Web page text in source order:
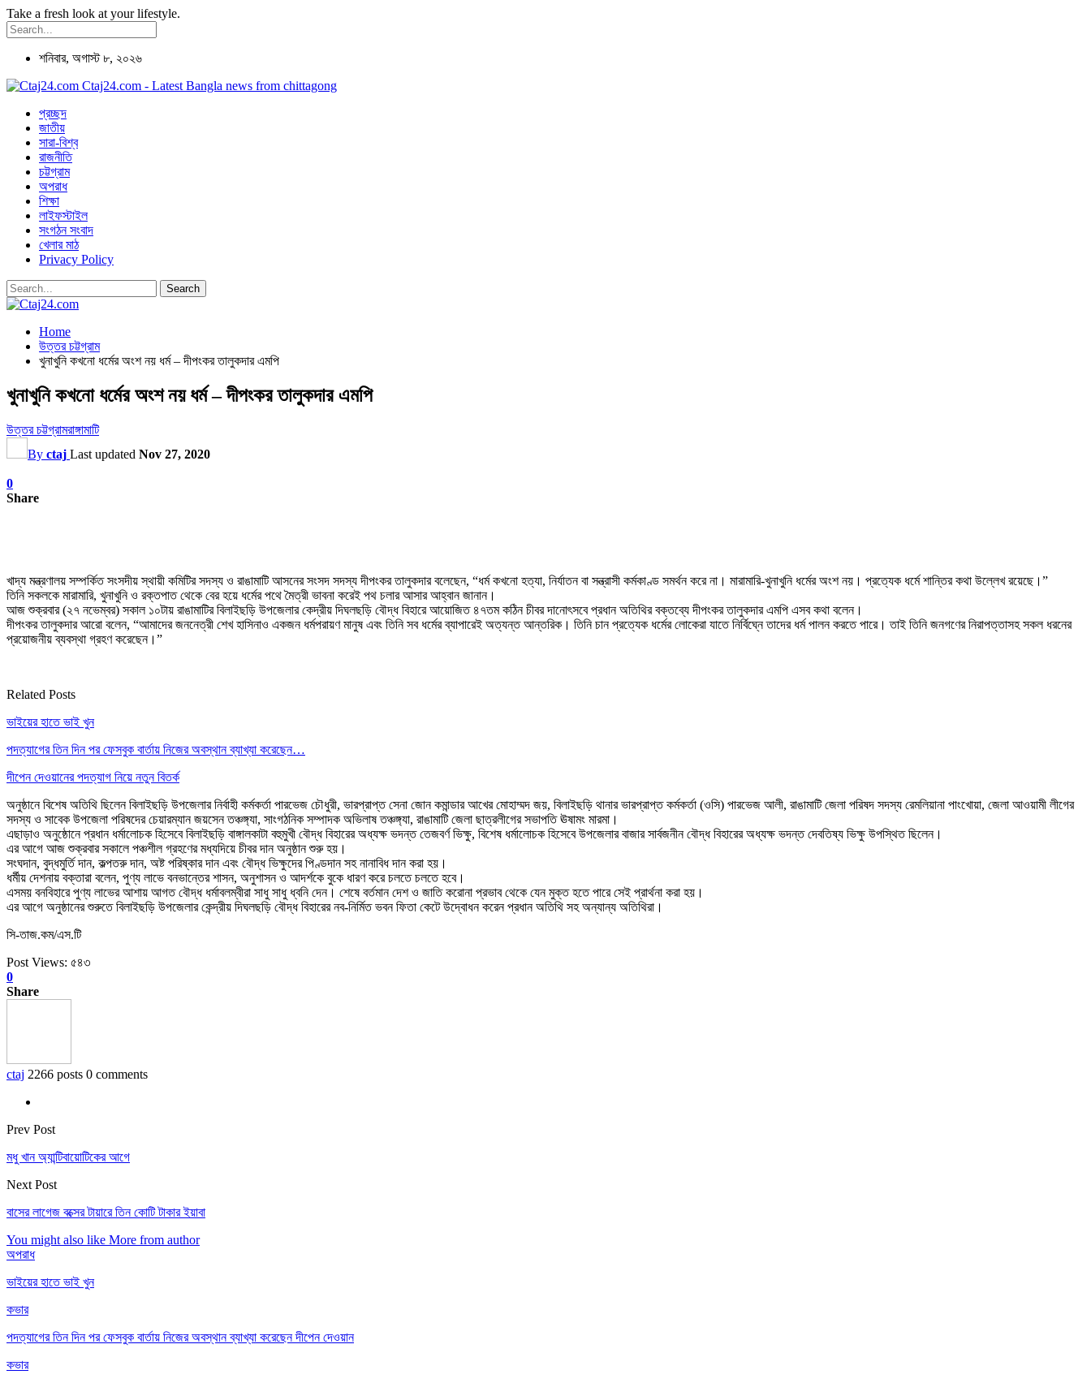
Take a fresh look at your lifestyle.
শনিবার, অগাস্ট ৮, ২০২৬
Ctaj24.com - Latest Bangla news from chittagong
প্রচ্ছদ
জাতীয়
সারা-বিশ্ব
রাজনীতি
চট্টগ্রাম
অপরাধ
শিক্ষা
লাইফস্টাইল
সংগঠন সংবাদ
খেলার মাঠ
Privacy Policy
Home
উত্তর চট্টগ্রাম
খুনাখুনি কখনো ধর্মের অংশ নয় ধর্ম – দীপংকর তালুকদার এমপি
খুনাখুনি কখনো ধর্মের অংশ নয় ধর্ম – দীপংকর তালুকদার এমপি
উত্তর চট্টগ্রামরাঙ্গামাটি
By ctaj Last updated Nov 27, 2020
0
Share
খাদ্য মন্ত্রণালয় সম্পর্কিত সংসদীয় স্থায়ী কমিটির সদস্য ও রাঙামাটি আসনের সংসদ সদস্য দীপংকর তালুকদার বলেছেন, “ধর্ম কখনো হত্যা, নির্যাতন বা সন্ত্রাসী কর্মকাণ্ড সমর্থন করে না। মারামারি-খুনাখুনি ধর্মের অংশ নয়। প্রত্যেক ধর্মে শান্তির কথা উল্লেখ রয়েছে।”
তিনি সকলকে মারামারি, খুনাখুনি ও রক্তপাত থেকে বের হয়ে ধর্মের পথে মৈত্রী ভাবনা করেই পথ চলার আসার আহ্বান জানান।
আজ শুক্রবার (২৭ নভেম্বর) সকাল ১০টায় রাঙামাটির বিলাইছড়ি উপজেলার কেদ্রীয় দিঘলছড়ি বৌদ্ধ বিহারে আয়োজিত ৪৭তম কঠিন চীবর দানোৎসবে প্রধান অতিথির বক্তব্যে দীপংকর তালুকদার এমপি এসব কথা বলেন।
দীপংকর তালুকদার আরো বলেন, “আমাদের জননেত্রী শেখ হাসিনাও একজন ধর্মপরায়ণ মানুষ এবং তিনি সব ধর্মের ব্যাপারেই অত্যন্ত আন্তরিক। তিনি চান প্রত্যেক ধর্মের লোকেরা যাতে নির্বিঘ্নে তাদের ধর্ম পালন করতে পারে। তাই তিনি জনগণের নিরাপত্তাসহ সকল ধরনের
প্রয়োজনীয় ব্যবস্থা গ্রহণ করেছেন।”
Related Posts
ভাইয়ের হাতে ভাই খুন
পদত্যাগের তিন দিন পর ফেসবুক বার্তায় নিজের অবস্থান ব্যাখ্যা করেছেন…
দীপেন দেওয়ানের পদত্যাগ নিয়ে নতুন বিতর্ক
অনুষ্ঠানে বিশেষ অতিথি ছিলেন বিলাইছড়ি উপজেলার নির্বাহী কর্মকর্তা পারভেজ চৌধুরী, ভারপ্রাপ্ত সেনা জোন কমান্ডার আখের মোহাম্মদ জয়, বিলাইছড়ি থানার ভারপ্রাপ্ত কর্মকর্তা (ওসি) পারভেজ আলী, রাঙামাটি জেলা পরিষদ সদস্য রেমলিয়ানা পাংখোয়া, জেলা আওয়ামী লীগের
সদস্য ও সাবেক উপজেলা পরিষদের চেয়ারম্যান জয়সেন তঞ্চঙ্গ্যা, সাংগঠনিক সম্পাদক অভিলাষ তঞ্চঙ্গ্যা, রাঙামাটি জেলা ছাত্রলীগের সভাপতি ঊষামং মারমা।
এছাড়াও অনুষ্ঠোনে প্রধান ধর্মালোচক হিসেবে বিলাইছড়ি বাঙ্গালকাটা বহুমুখী বৌদ্ধ বিহারের অধ্যক্ষ ভদন্ত তেজবর্ণ ভিক্ষু, বিশেষ ধর্মালোচক হিসেবে উপজেলার বাজার সার্বজনীন বৌদ্ধ বিহারের অধ্যক্ষ ভদন্ত দেবতিষ্য ভিক্ষু উপস্থিত ছিলেন।
এর আগে আজ শুক্রবার সকালে পঞ্চশীল গ্রহণের মধ্যদিয়ে চীবর দান অনুষ্ঠান শুরু হয়।
সংঘদান, বুদ্ধমুর্তি দান, কল্পতরু দান, অষ্ট পরিষ্কার দান এবং বৌদ্ধ ভিক্ষুদের পিণ্ডদান সহ নানাবিধ দান করা হয়।
ধর্মীয় দেশনায় বক্তারা বলেন, পুণ্য লাভে বনভান্তের শাসন, অনুশাসন ও আদর্শকে বুকে ধারণ করে চলতে চলতে হবে।
এসময় বনবিহারে পুণ্য লাভের আশায় আগত বৌদ্ধ ধর্মাবলম্বীরা সাধু সাধু ধ্বনি দেন। শেষে বর্তমান দেশ ও জাতি করোনা প্রভাব থেকে যেন মুক্ত হতে পারে সেই প্রার্থনা করা হয়।
এর আগে অনুষ্ঠানের শুরুতে বিলাইছড়ি উপজেলার কেন্দ্রীয় দিঘলছড়ি বৌদ্ধ বিহারের নব-নির্মিত ভবন ফিতা কেটে উদ্বোধন করেন প্রধান অতিথি সহ অন্যান্য অতিথিরা।
সি-তাজ.কম/এস.টি
Post Views: ৫৪৩
0
Share
ctaj 2266 posts 0 comments
Prev Post
মধু খান অ্যান্টিবায়োটিকের আগে
Next Post
বাসের লাগেজ বক্সের টায়ারে তিন কোটি টাকার ইয়াবা
You might also like More from author
অপরাধ
ভাইয়ের হাতে ভাই খুন
কভার
পদত্যাগের তিন দিন পর ফেসবুক বার্তায় নিজের অবস্থান ব্যাখ্যা করেছেন দীপেন দেওয়ান
কভার